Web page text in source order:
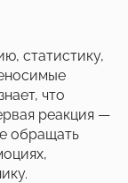
статистику,
что
реакция —
обращать